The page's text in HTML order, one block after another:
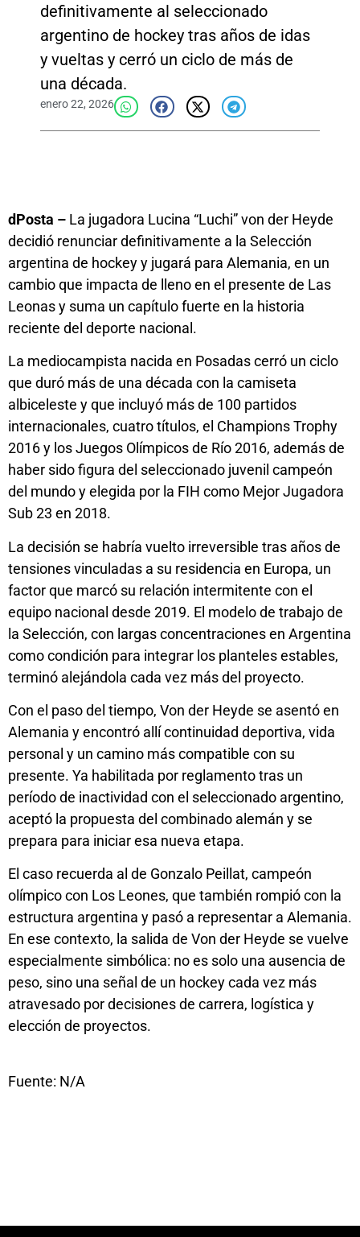
definitivamente al seleccionado
argentino de hockey tras años de idas
y vueltas y cerró un ciclo de más de
una década.
enero 22, 2026
dPosta – La jugadora Lucina “Luchi” von der Heyde
decidió renunciar definitivamente a la Selección
argentina de hockey y jugará para Alemania, en un
cambio que impacta de lleno en el presente de Las
Leonas y suma un capítulo fuerte en la historia
reciente del deporte nacional.
La mediocampista nacida en Posadas cerró un ciclo
que duró más de una década con la camiseta
albiceleste y que incluyó más de 100 partidos
internacionales, cuatro títulos, el Champions Trophy
2016 y los Juegos Olímpicos de Río 2016, además de
haber sido figura del seleccionado juvenil campeón
del mundo y elegida por la FIH como Mejor Jugadora
Sub 23 en 2018.
La decisión se habría vuelto irreversible tras años de
tensiones vinculadas a su residencia en Europa, un
factor que marcó su relación intermitente con el
equipo nacional desde 2019. El modelo de trabajo de
la Selección, con largas concentraciones en Argentina
como condición para integrar los planteles estables,
terminó alejándola cada vez más del proyecto.
Con el paso del tiempo, Von der Heyde se asentó en
Alemania y encontró allí continuidad deportiva, vida
personal y un camino más compatible con su
presente. Ya habilitada por reglamento tras un
período de inactividad con el seleccionado argentino,
aceptó la propuesta del combinado alemán y se
prepara para iniciar esa nueva etapa.
El caso recuerda al de Gonzalo Peillat, campeón
olímpico con Los Leones, que también rompió con la
estructura argentina y pasó a representar a Alemania.
En ese contexto, la salida de Von der Heyde se vuelve
especialmente simbólica: no es solo una ausencia de
peso, sino una señal de un hockey cada vez más
atravesado por decisiones de carrera, logística y
elección de proyectos.
Fuente: N/A